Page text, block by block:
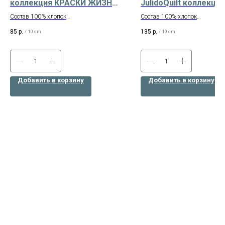
коллекция КРАСКИ ЖИЗНИ
ЛЮКС цвет т.бирюзовый
Состав 100% хлопок
Производство – Корея
85 р. / 10 cm
Добавить в корзину
JulidoQuilt коллекция
Кремовый фарфор
Состав 100% хлопок
Производитель - JulidoQuilt
135 р. / 10 cm
Добавить в корзину